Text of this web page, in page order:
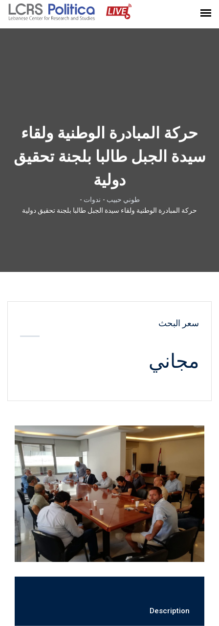
حركة المبادرة الوطنية ولقاء
سيدة الجبل طالبا بلجنة تحقيق
دولية
طوني حبيب - ندوات -
حركة المبادرة الوطنية ولقاء سيدة الجبل طالبا بلجنة تحقيق دولية
سعر البحث
مجاني
Description